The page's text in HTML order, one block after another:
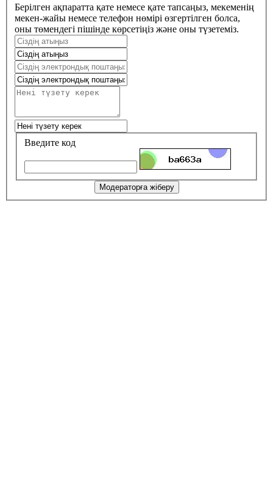
Берілген ақпаратта қате немесе қате тапсаңыз, мекеменің
мекен-жайы немесе телефон нөмірі өзгертілген болса,
оны төмендегі пішінде көрсетіңіз және оны түзетеміз.
Введите код
Модераторға жіберу